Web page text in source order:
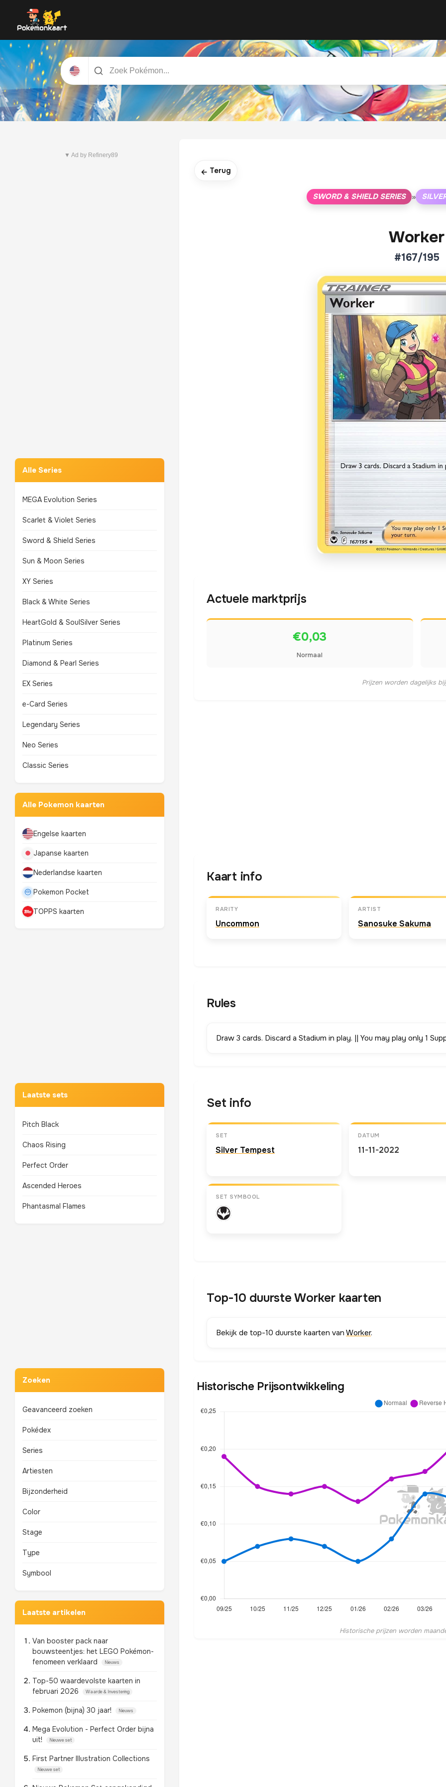
Pitch Black
▼ Ad by Refinery89
Alle Series
MEGA Evolution Series
Scarlet & Violet Series
Sword & Shield Series
Sun & Moon Series
XY Series
Black & White Series
HeartGold & SoulSilver Series
Platinum Series
Diamond & Pearl Series
EX Series
e-Card Series
Legendary Series
Neo Series
Classic Series
Alle Pokemon kaarten
Engelse kaarten
Japanse kaarten
Nederlandse kaarten
Pokemon Pocket
TOPPS kaarten
TOP 10 POKEMON
Laatste sets
Pitch Black
Chaos Rising
Perfect Order
Ascended Heroes
Phantasmal Flames
Zoeken
Geavanceerd zoeken
Pokédex
Series
Artiesten
Bijzonderheid
Color
Stage
Type
Symbool
Laatste artikelen
Van booster pack naar
bouwsteentjes: het LEGO Pokémon-
fenomeen verklaard
Nieuws
Top-50 waardevolste kaarten in
februari 2026
Waarde & Investering
Pokemon (bijna) 30 jaar! Nieuws
Mega Evolution - Perfect Order bijna
uit!
Nieuwe set
First Partner Illustration Collections
Nieuwe set
← Terug
SWORD & SHIELD SERIES »
Worker
#167/195
Actuele marktprijs
€0,03
Normaal
Prijzen worden dagelijks
Kaart info
RARITY
Uncommon
ARTIST
Sanosuke Sakuma
Rules
Draw 3 cards. Discard a Stadium in play. || You may play only 1
Set info
SET
Silver Tempest
DATUM
11-11-2022
SET SYMBOOL
Top-10 duurste Worker kaarten
Bekijk de top-10 duurste kaarten van Worker.
Historische Prijsontwikkeling
Historische prijzen worden